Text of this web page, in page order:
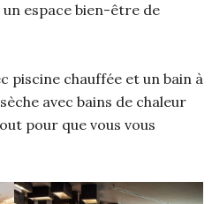
un espace bien-être de
piscine chauffée et un bain à
avec bains de chaleur
pour que vous vous